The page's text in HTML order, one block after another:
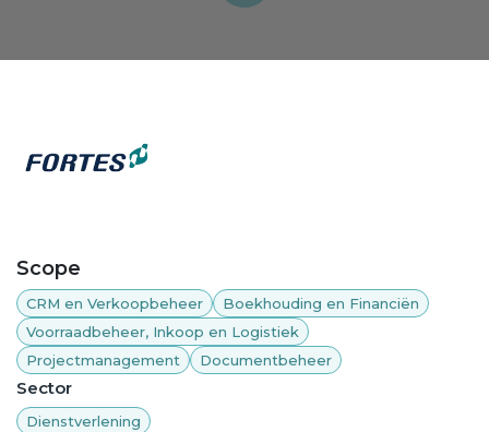
Scope
CRM en Verkoopbeheer
Boekhouding en Financiën
Voorraadbeheer, Inkoop en Logistiek
Projectmanagement
Documentbeheer
Sector
Dienstverlening